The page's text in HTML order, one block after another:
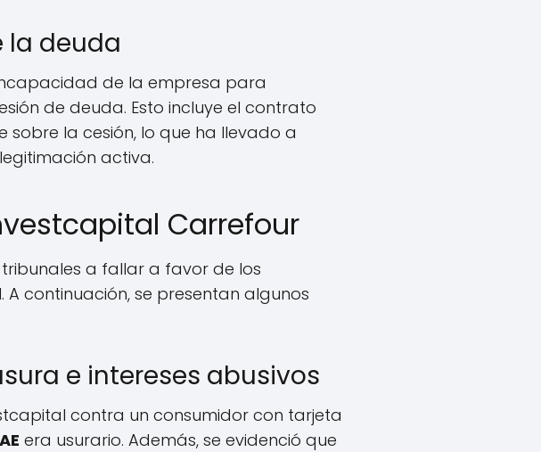
la deuda
de la empresa para
de deuda. Esto incluye el contrato
sobre la cesión, lo que ha llevado a
activa.
Carrefour
a fallar a favor de los
continuación, se presentan algunos
e intereses abusivos
contra un consumidor con tarjeta
era usurario. Además, se evidenció que